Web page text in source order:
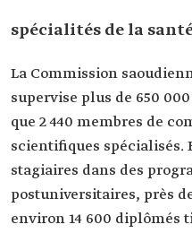
spécialités de la
La Commission
supervise plus de 650
que 2 440 membres de
scientifiques spécialisés.
stagiaires dans des
postuniversitaires, près
environ 14 600 diplômés